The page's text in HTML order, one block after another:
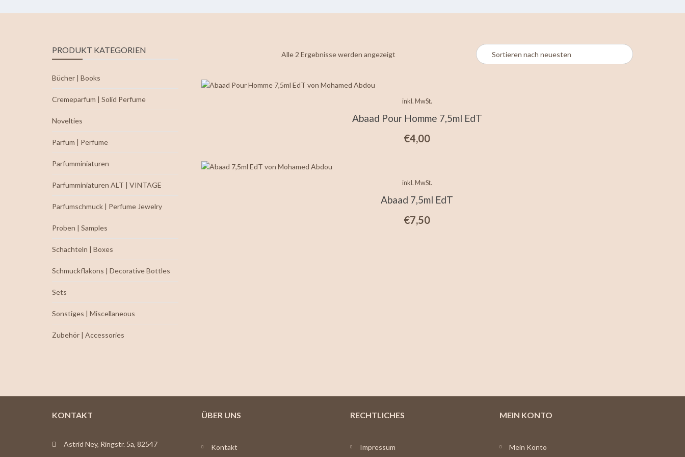
Alle 2 Ergebnisse werden angezeigt
inkl. MwSt.
Abaad Pour Homme 7,5ml EdT
€4,00
inkl. MwSt.
Abaad 7,5ml EdT
€7,50
PRODUKT KATEGORIEN
Bücher | Books
Cremeparfum | Solid Perfume
Novelties
Parfum | Perfume
Parfumminiaturen
Parfumminiaturen ALT | VINTAGE
Parfumschmuck | Perfume Jewelry
Proben | Samples
Schachteln | Boxes
Schmuckflakons | Decorative Bottles
Sets
Sonstiges | Miscellaneous
Zubehör | Accessories
KONTAKT
Astrid Ney, Ringstr. 5a, 82547
ÜBER UNS
Kontakt
RECHTLICHES
Impressum
MEIN KONTO
Mein Konto